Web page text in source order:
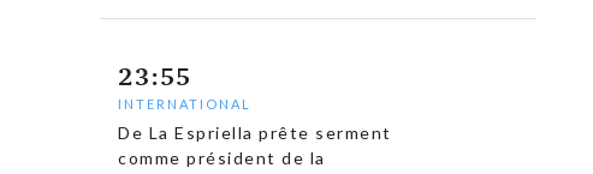
23:55
INTERNATIONAL
De La Espriella prête serment
comme président de la